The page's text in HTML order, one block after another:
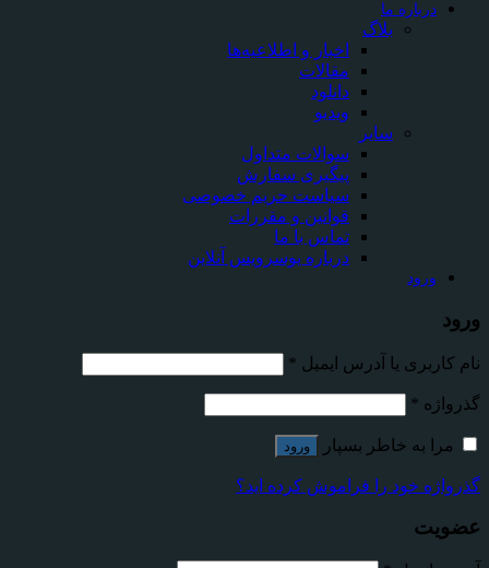
درباره ما
بلاگ
اخبار و اطلاعیه‌ها
مقالات
دانلود
ویدیو
سایر
سوالات متداول
پیگیری سفارش
سیاست حریم خصوصی
قوانین و مقررات
تماس با ما
درباره یوسرویس آنلاین
ورود
ورود
نام کاربری یا آدرس ایمیل *
گذرواژه *
مرا به خاطر بسپار ورود
گذرواژه خود را فراموش کرده اید؟
عضویت